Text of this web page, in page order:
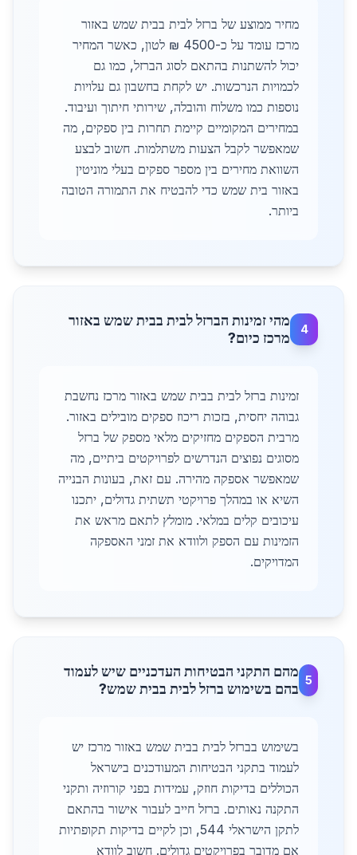
מחיר ממוצע של ברזל לבית בבית שמש באזור
מרכז עומד על כ-4500 ₪ לטון, כאשר המחיר
יכול להשתנות בהתאם לסוג הברזל, כמו גם
לכמויות הנרכשות. יש לקחת בחשבון גם עלויות
נוספות כמו משלוח והובלה, שירותי חיתוך ועיבוד.
במחירים המקומיים קיימת תחרות בין ספקים, מה
שמאפשר לקבל הצעות משתלמות. חשוב לבצע
השוואת מחירים בין מספר ספקים בעלי מוניטין
באזור בית שמש כדי להבטיח את התמורה הטובה
ביותר.
4
מהי זמינות הברזל לבית בבית שמש באזור
מרכז כיום?
זמינות ברזל לבית בבית שמש באזור מרכז נחשבת
גבוהה יחסית, בזכות ריכוז ספקים מובילים באזור.
מרבית הספקים מחזיקים מלאי מספק של ברזל
מסוגים נפוצים הנדרשים לפרויקטים ביתיים, מה
שמאפשר אספקה מהירה. עם זאת, בעונות הבנייה
השיא או במהלך פרויקטי תשתית גדולים, יתכנו
עיכובים קלים במלאי. מומלץ לתאם מראש את
הזמינות עם הספק ולוודא את זמני האספקה
המדויקים.
5
מהם התקני הבטיחות העדכניים שיש לעמוד
בהם בשימוש ברזל לבית בבית שמש?
בשימוש בברזל לבית בבית שמש באזור מרכז יש
לעמוד בתקני הבטיחות המעודכנים בישראל
הכוללים בדיקות חוזק, עמידות בפני קורוזיה ותקני
התקנה נאותים. ברזל חייב לעבור אישור בהתאם
לתקן הישראלי 544, וכן לקיים בדיקות תקופתיות
אם מדובר בפרויקטים גדולים. חשוב לוודא